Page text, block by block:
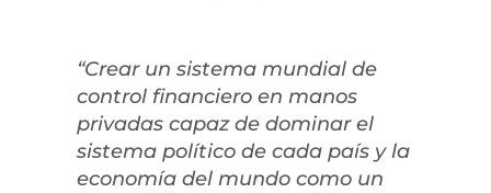
“Crear un sistema mundial de
control financiero en manos
privadas capaz de dominar el
sistema político de cada país y la
economía del mundo como un